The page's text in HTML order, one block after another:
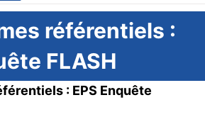
RECHERCHER:
LES UNES
#ACTUALITÉS
référentiels :
FLASH
: EPS Enquête